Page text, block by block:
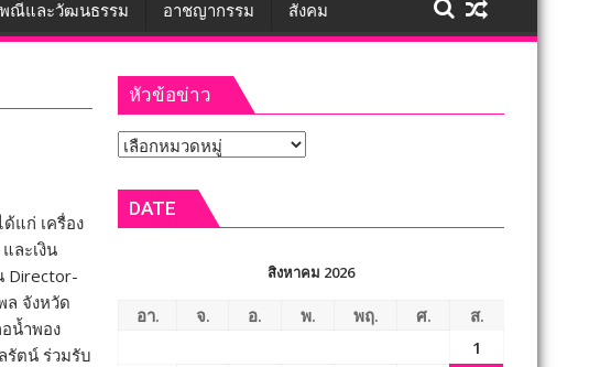
พณีและวัฒนธรรม อาชญากรรม สังคม
แก่ เครื่อง
ละเงิน
Director-
ล จังหวัด
น้ำพอง
รัตน์ ร่วมรับ
หัวข้อข่าว
หัวข้อ
DATE
สิงหาคม 2026
อา. จ. อ. พ. พฤ. ศ.
ส.
1